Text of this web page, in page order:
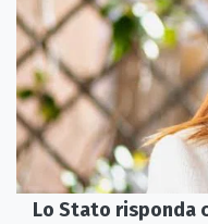
Lo Stato risponda